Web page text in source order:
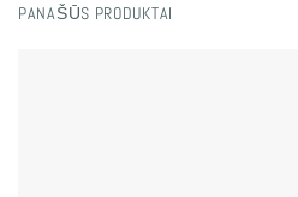
PANAŠŪS PRODUKTAI